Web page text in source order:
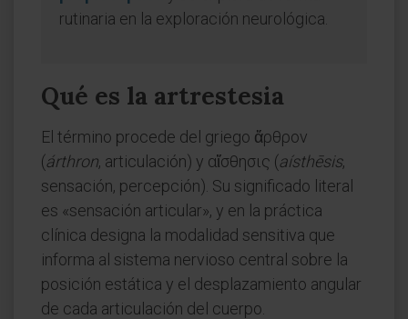
rutinaria en la exploración neurológica.
Qué es la artrestesia
El término procede del griego ἄρθρον
(árthron, articulación) y αἴσθησις (aísthēsis,
sensación, percepción). Su significado literal
es «sensación articular», y en la práctica
clínica designa la modalidad sensitiva que
informa al sistema nervioso central sobre la
posición estática y el desplazamiento angular
de cada articulación del cuerpo.